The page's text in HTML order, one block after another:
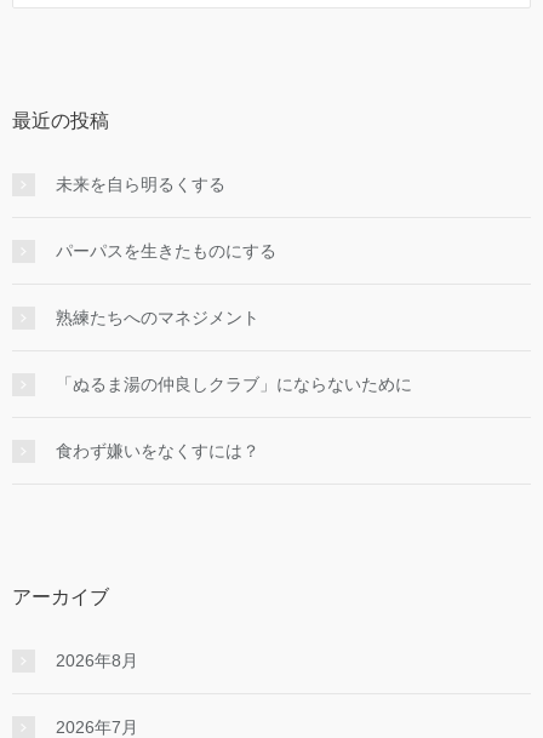
最近の投稿
未来を自ら明るくする
パーパスを生きたものにする
熟練たちへのマネジメント
「ぬるま湯の仲良しクラブ」にならないために
食わず嫌いをなくすには？
アーカイブ
2026年8月
2026年7月